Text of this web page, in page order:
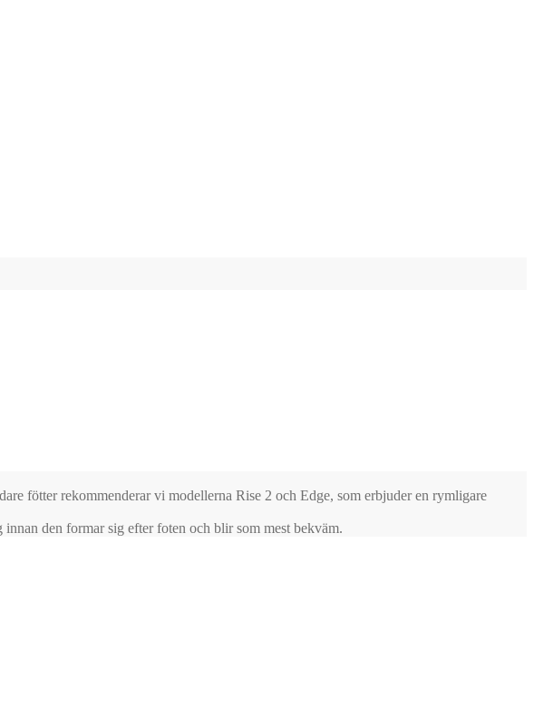
fötter rekommenderar vi modellerna Rise 2 och Edge, som erbjuder en rymligare
den formar sig efter foten och blir som mest bekväm.